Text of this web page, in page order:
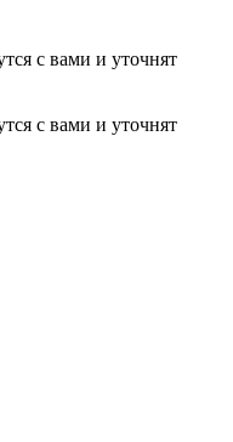
с вами и уточнят
с вами и уточнят